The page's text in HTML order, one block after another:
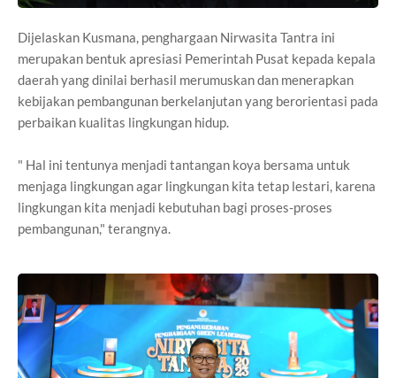
Dijelaskan Kusmana, penghargaan Nirwasita Tantra ini
merupakan bentuk apresiasi Pemerintah Pusat kepada kepala
daerah yang dinilai berhasil merumuskan dan menerapkan
kebijakan pembangunan berkelanjutan yang berorientasi pada
perbaikan kualitas lingkungan hidup.
" Hal ini tentunya menjadi tantangan koya bersama untuk
menjaga lingkungan agar lingkungan kita tetap lestari, karena
lingkungan kita menjadi kebutuhan bagi proses-proses
pembangunan," terangnya.